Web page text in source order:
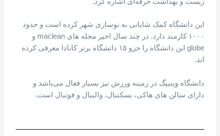
این دانشگاه کمک شایانی به نوسازی شهر کرده است و حدود
۱۰۰۰ کارمند دارد. در چند سال اخیر مجله های maclean و
globe این دانشگاه را جزو ۱۵ دانشگاه برتر کانادا معرفی کرده
اند.
دانشگاه وینیپگ در زمینه ورزش نیز بسیار فعال می‌باشد و
دارای سالن های هاکی، بسکتبال، والیبال و فوتبال است.